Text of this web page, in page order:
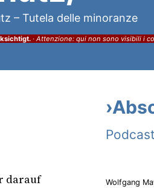
– Tutela delle minoranze
· Attenzione: qui non sono visibili i
darauf
Podcast
Wolfgang